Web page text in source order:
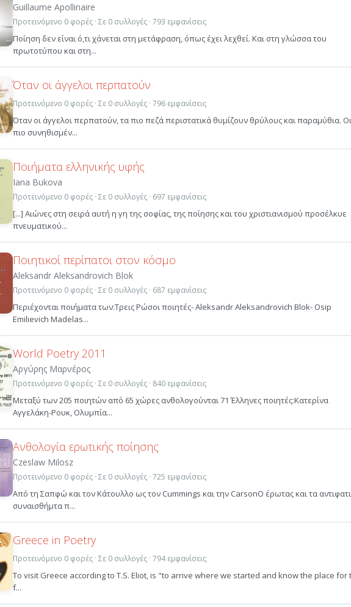
Guillaume Apollinaire
Προτεινόμενο 0 φορές · Σε 0 συλλογές · 793 εμφανίσεις
Ποίηση δεν είναι ό,τι χάνεται στη μετάφραση, όπως έχει λεχθεί. Και στη γλώσσα του
πρωτοτύπου και στη...
Όταν οι άγγελοι περπατούν
Προτεινόμενο 0 φορές · Σε 0 συλλογές · 796 εμφανίσεις
Όταν οι άγγελοι περπατούν, τα πιο πεζά περιστατικά θυμίζουν θρύλους και παραμύθια. Οι
πιο συνηθισμέν...
Ποιήματα ελληνικής υφής
Iana Bukova
Προτεινόμενο 0 φορές · Σε 0 συλλογές · 697 εμφανίσεις
[...] Αιώνες στη σειρά αυτή η γη της σοφίας, της ποίησης και του χριστιανισμού προσέλκυε
πνευματικού...
Ποιητικοί περίπατοι στον κόσμο
Aleksandr Aleksandrovich Blok
Προτεινόμενο 0 φορές · Σε 0 συλλογές · 687 εμφανίσεις
Περιέχονται ποιήματα των:Τρεις Ρώσοι ποιητές- Aleksandr Aleksandrovich Blok- Osip
Emilievich Madelas...
World Poetry 2011
Αργύρης Μαρνέρος
Προτεινόμενο 0 φορές · Σε 0 συλλογές · 840 εμφανίσεις
Μεταξύ των 205 ποιητών από 65 χώρες ανθολογούνται 71 Έλληνες ποιητές:Κατερίνα
Αγγελάκη-Ρουκ, Ολυμπία...
Ανθολογία ερωτικής ποίησης
Czeslaw Milosz
Προτεινόμενο 0 φορές · Σε 0 συλλογές · 725 εμφανίσεις
Από τη Σαπφώ και τον Κάτουλλο ως τον Cummings και την CarsonΟ έρωτας και τα
συναισθήμτα π...
Greece in Poetry
Προτεινόμενο 0 φορές · Σε 0 συλλογές · 794 εμφανίσεις
To visit Greece according to T.S. Eliot, is "to arrive where we started and know the place for
f...